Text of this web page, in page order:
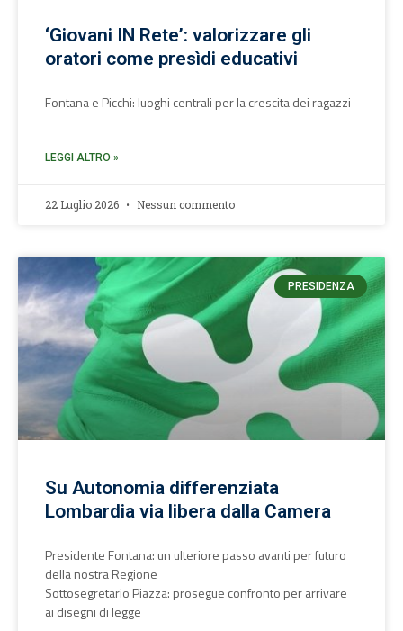
‘Giovani IN Rete’: valorizzare gli
oratori come presìdi educativi
Fontana e Picchi: luoghi centrali per la crescita dei ragazzi
LEGGI ALTRO »
22 Luglio 2026 Nessun commento
PRESIDENZA
Su Autonomia differenziata
Lombardia via libera dalla Camera
Presidente Fontana: un ulteriore passo avanti per futuro
della nostra Regione
Sottosegretario Piazza: prosegue confronto per arrivare
ai disegni di legge